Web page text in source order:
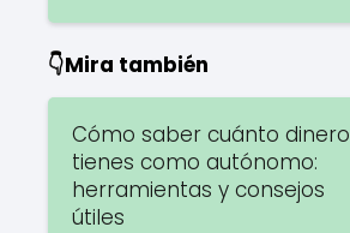
👇Mira también
Cómo saber cuánto dinero
tienes como autónomo:
herramientas y consejos
útiles